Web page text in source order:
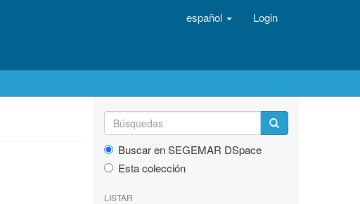
español Login
Buscar en SEGEMAR DSpace
Esta colección
LISTAR